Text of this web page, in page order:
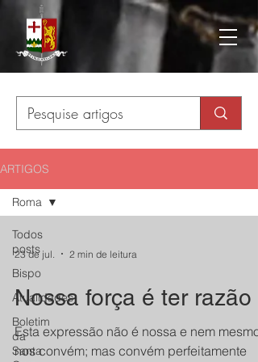
ARTIGOS
Todos
posts
Bispo
Atualidades
Boletim
da
Santa
Roma
23 de jul. 2 min de leitura
Nossa força é ter razão
Esta expressão não é nossa e nem mesmo
nos convém; mas convém perfeitamente